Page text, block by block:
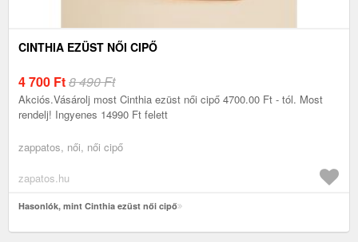
CINTHIA EZÜST NŐI CIPŐ
4 700 Ft8 490 Ft
Akciós.Vásárolj most Cinthia ezüst női cipő 4700.00 Ft - tól. Most
rendelj! Ingyenes 14990 Ft felett
zappatos, női, női cipő
zapatos.hu
Hasonlók, mint Cinthia ezüst női cipő